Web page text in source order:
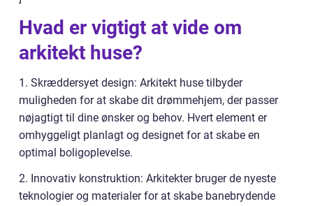
Hvad er vigtigt at vide om
arkitekt huse?
1. Skræddersyet design: Arkitekt huse tilbyder
muligheden for at skabe dit drømmehjem, der passer
nøjagtigt til dine ønsker og behov. Hvert element er
omhyggeligt planlagt og designet for at skabe en
optimal boligoplevelse.
2. Innovativ konstruktion: Arkitekter bruger de nyeste
teknologier og materialer for at skabe banebrydende